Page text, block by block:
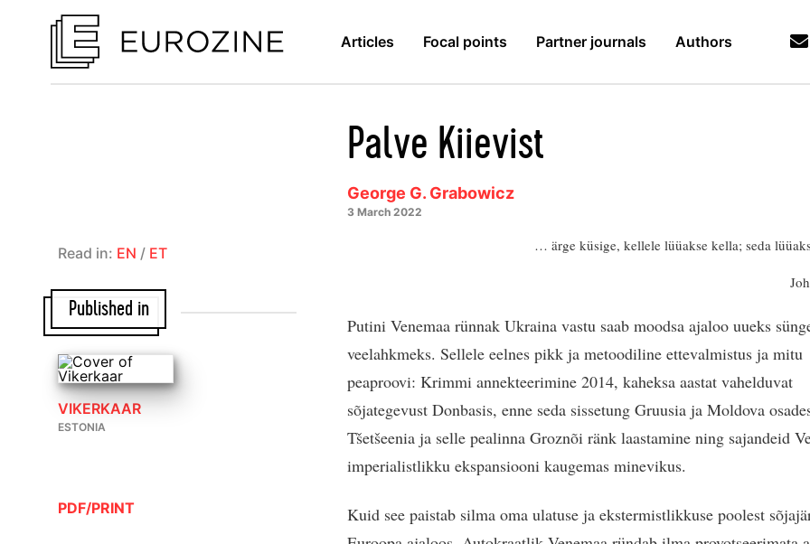
Articles Focal points Partner journals Authors
Palve Kiievist
George G. Grabowicz
3 March 2022
… ärge küsige, kellele lüüakse kella; seda
Putini Venemaa rünnak Ukraina vastu saab moodsa ajaloo uueks
veelahkmeks. Sellele eelnes pikk ja metoodiline ettevalmistus ja mitu
peaproovi: Krimmi annekteerimine 2014, kaheksa aastat vahelduvat
sõjategevust Donbasis, enne seda sissetung Gruusia ja Moldova
Tšetšeenia ja selle pealinna Groznõi ränk laastamine ning sajandeid
imperialistlikku ekspansiooni kaugemas minevikus.
Kuid see paistab silma oma ulatuse ja ekstermistlikkuse poolest
Read in: EN / ET
Published in
VIKERKAAR
ESTONIA
PDF/PRINT